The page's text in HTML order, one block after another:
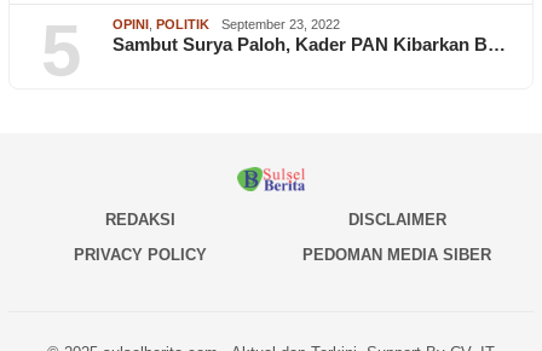
5 OPINI POLITIK September 23, 2022
Sambut Surya Paloh, Kader PAN Kibarkan B…
REDAKSI
DISCLAIMER
PRIVACY POLICY
PEDOMAN MEDIA SIBER